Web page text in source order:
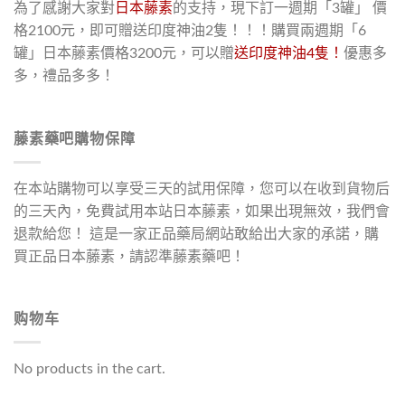
為了感謝大家對 日本藤素的支持，現下訂一週期「3罐」 價
格2100元，即可贈送印度神油2隻！！！購買兩週期「6
罐」日本藤素價格3200元，可以贈送印度神油4隻！ 優惠多
多，禮品多多！
藤素藥吧購物保障
在本站購物可以享受三天的試用保障，您可以在收到貨物后
的三天內，免費試用本站日本藤素，如果出現無效，我們會
退款給您！ 這是一家正品藥局網站敢給出大家的承諾，購
買正品日本藤素，請認準藤素藥吧！
购物车
No products in the cart.